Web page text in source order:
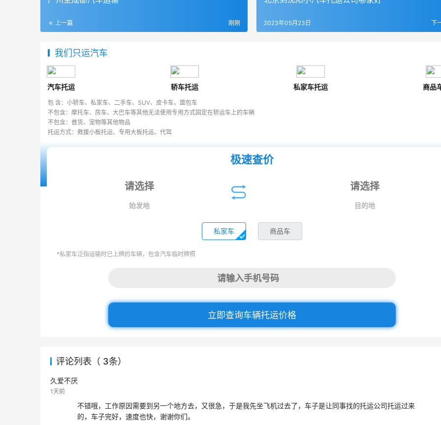
上一篇 刚刚 下
2023年05月23日
我们只运汽车
汽车托运 轿车托运 私家车托运 商品
包 含：小轿车、私家车、二手车、SUV、皮卡车、面包车
不包含：摩托车、房车、大巴车等其他无法使用专用方式固定在轿运车上的车辆
不包含：普货、宠物等其他物品
托运方式：救援小板托运、专用大板托运、代驾
极速查价
始发地 目的地
私家车 商品车
*私家车泛指运输时已上牌的车辆，包含汽车临时牌照
立即查询车辆托运价格
评论列表（ 3条）
久爱不厌
1天前
不错哦，工作原因需要到另一个地方去，又很急，于是我先坐飞机过去了，车子是让同事找的托运公司托运过来
的，车子完好，速度也快，谢谢你们。